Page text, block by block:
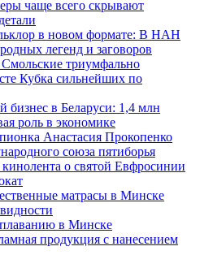
чаще всего скрывают
в новом формате: В НАН
легенд и заговоров
триумфально
Кубка сильнейших по
бизнес в Беларуси: 1,4 млн
роль в экономике
Анастасия Прокопенко
союза пятиборья
о святой Евфросинии
матрасы в Минске
в Минске
продукция с нанесением